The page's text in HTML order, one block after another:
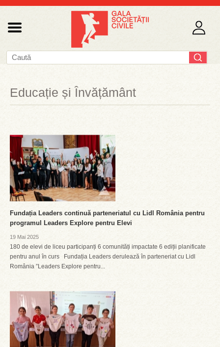
Educație și Învățământ
Fundația Leaders continuă parteneriatul cu Lidl România pentru
programul Leaders Explore pentru Elevi
19 Mai 2025
180 de elevi de liceu participanți 6 comunități impactate 6 ediții planificate
pentru anul în curs Fundația Leaders derulează în parteneriat cu Lidl
România ”Leaders Explore pentru...